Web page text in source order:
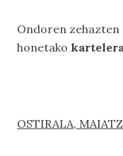
Ondoren zehazten
honetako
OSTIRALA,